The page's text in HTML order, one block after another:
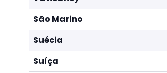
São Marino
Suécia
Suíça